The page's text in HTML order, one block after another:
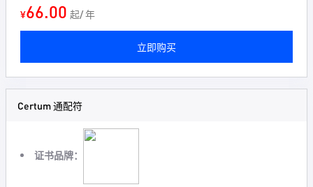
¥66.00 起/ 年
立即购买
Certum 通配符
证书品牌：